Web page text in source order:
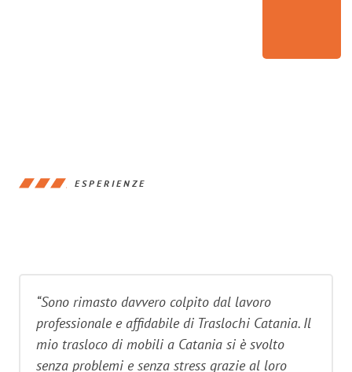
ESPERIENZE
“Sono rimasto davvero colpito dal lavoro
professionale e affidabile di Traslochi Catania. Il
mio trasloco di mobili a Catania si è svolto
senza problemi e senza stress grazie al loro